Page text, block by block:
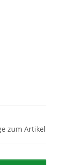
zum Artikel